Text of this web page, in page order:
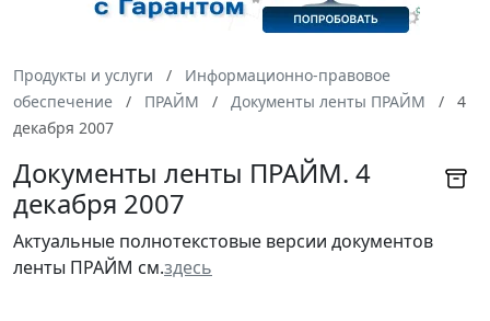
Продукты и услуги
Информационно-правовое
обеспечение
ПРАЙМ Документы ленты ПРАЙМ
4
декабря 2007
Документы ленты ПРАЙМ. 4
декабря 2007
Актуальные полнотекстовые версии документов
ленты ПРАЙМ см.здесь